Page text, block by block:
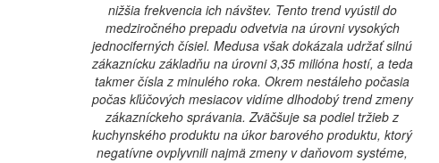
nižšia frekvencia ich návštev. Tento trend vyústil do
medziročného prepadu odvetvia na úrovni vysokých
jednociferných čísiel. Medusa však dokázala udržať silnú
zákaznícku základňu na úrovni 3,35 milióna hostí, a teda
takmer čísla z minulého roka. Okrem nestáleho počasia
počas kľúčových mesiacov vidíme dlhodobý trend zmeny
zákazníckeho správania. Zväčšuje sa podiel tržieb z
kuchynského produktu na úkor barového produktu, ktorý
negatívne ovplyvnili najmä zmeny v daňovom systéme,